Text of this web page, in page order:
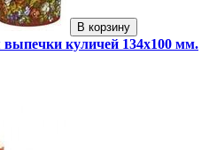
В корзину
куличей 134х100 мм.